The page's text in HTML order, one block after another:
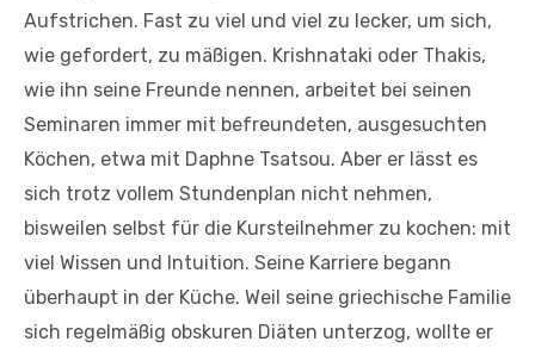
Aufstrichen. Fast zu viel und viel zu lecker, um sich,
wie gefordert, zu mäßigen. Krishnataki oder Thakis,
wie ihn seine Freunde nennen, arbeitet bei seinen
Seminaren immer mit befreundeten, ausgesuchten
Köchen, etwa mit Daphne Tsatsou. Aber er lässt es
sich trotz vollem Stundenplan nicht nehmen,
bisweilen selbst für die Kursteilnehmer zu kochen: mit
viel Wissen und Intuition. Seine Karriere begann
überhaupt in der Küche. Weil seine griechische Familie
sich regelmäßig obskuren Diäten unterzog, wollte er